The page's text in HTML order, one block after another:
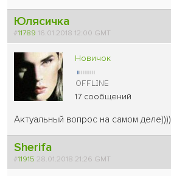
Юлясичка
#11789 16.01.2018 12:00 GMT
Новичок
17 сообщений
Актуальный вопрос на самом деле))))
Sherifa
#11915 28.01.2018 21:26 GMT